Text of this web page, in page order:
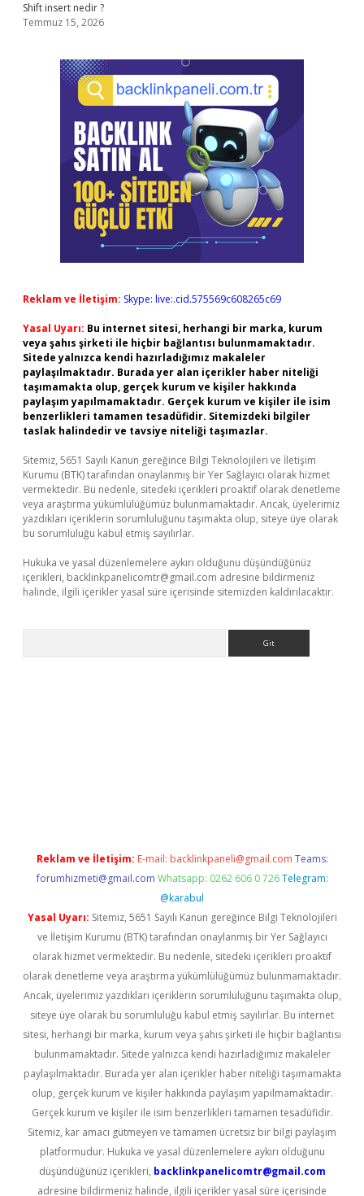
Shift insert nedir ?
Temmuz 15, 2026
Reklam ve İletişim: Skype: live:.cid.575569c608265c69
Yasal Uyarı: Bu internet sitesi, herhangi bir marka, kurum
veya şahıs şirketi ile hiçbir bağlantısı bulunmamaktadır.
Sitede yalnızca kendi hazırladığımız makaleler
paylaşılmaktadır. Burada yer alan içerikler haber niteliği
taşımamakta olup, gerçek kurum ve kişiler hakkında
paylaşım yapılmamaktadır. Gerçek kurum ve kişiler ile isim
benzerlikleri tamamen tesadüfidir. Sitemizdeki bilgiler
taslak halindedir ve tavsiye niteliği taşımazlar.
Sitemiz, 5651 Sayılı Kanun gereğince Bilgi Teknolojileri ve İletişim
Kurumu (BTK) tarafından onaylanmış bir Yer Sağlayıcı olarak hizmet
vermektedir. Bu nedenle, sitedeki içerikleri proaktif olarak denetleme
veya araştırma yükümlülüğümüz bulunmamaktadır. Ancak, üyelerimiz
yazdıkları içeriklerin sorumluluğunu taşımakta olup, siteye üye olarak
bu sorumluluğu kabul etmiş sayılırlar.
Hukuka ve yasal düzenlemelere aykırı olduğunu düşündüğünüz
içerikleri, backlinkpanelicomtr@gmail.com adresine bildirmeniz
halinde, ilgili içerikler yasal süre içerisinde sitemizden kaldırılacaktır.
Reklam ve İletişim: E-mail: backlinkpaneli@gmail.com Teams:
forumhizmeti@gmail.com Whatsapp: 0262 606 0 726 Telegram:
@karabul
Yasal Uyarı: Sitemiz, 5651 Sayılı Kanun gereğince Bilgi Teknolojileri
ve İletişim Kurumu (BTK) tarafından onaylanmış bir Yer Sağlayıcı
olarak hizmet vermektedir. Bu nedenle, sitedeki içerikleri proaktif
olarak denetleme veya araştırma yükümlülüğümüz bulunmamaktadır.
Ancak, üyelerimiz yazdıkları içeriklerin sorumluluğunu taşımakta olup,
siteye üye olarak bu sorumluluğu kabul etmiş sayılırlar. Bu internet
sitesi, herhangi bir marka, kurum veya şahıs şirketi ile hiçbir bağlantısı
bulunmamaktadır. Sitede yalnızca kendi hazırladığımız makaleler
paylaşılmaktadır. Burada yer alan içerikler haber niteliği taşımamakta
olup, gerçek kurum ve kişiler hakkında paylaşım yapılmamaktadır.
Gerçek kurum ve kişiler ile isim benzerlikleri tamamen tesadüfidir.
Sitemiz, kar amacı gütmeyen ve tamamen ücretsiz bir bilgi paylaşım
platformudur. Hukuka ve yasal düzenlemelere aykırı olduğunu
düşündüğünüz içerikleri, backlinkpanelicomtr@gmail.com
adresine bildirmeniz halinde, ilgili içerikler yasal süre içerisinde